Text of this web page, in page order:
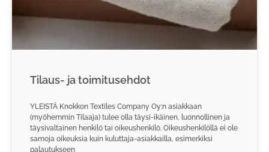
Tilaus- ja toimitusehdot
YLEISTÄ Knokkon Textiles Company Oy:n asiakkaan
(myöhemmin Tilaaja) tulee olla täysi-ikäinen, luonnollinen ja
täysivaltainen henkilö tai oikeushenkilö. Oikeushenkilöllä ei ole
samoja oikeuksia kuin kuluttaja-asiakkailla, esimerkiksi
palautukseen